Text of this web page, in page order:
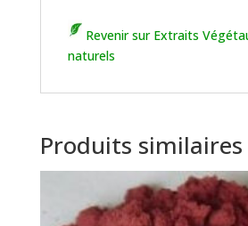
Revenir sur Extraits
naturels
Produits similaires